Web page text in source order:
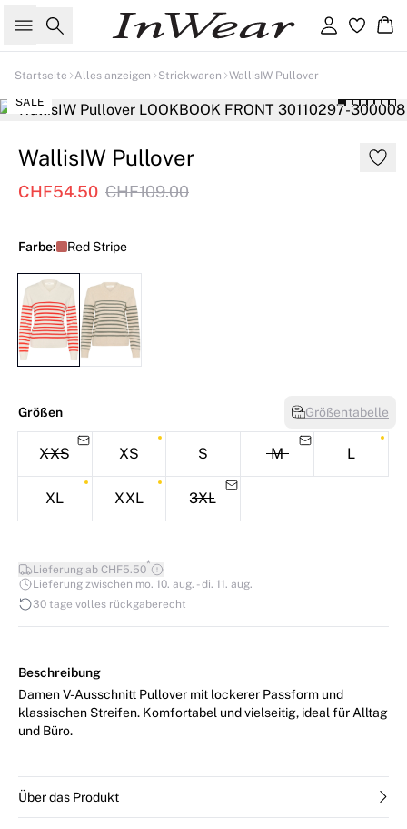
Suche Einloggen
Startseite Alles anzeigen Strickwaren WallisIW Pullover
SALE
WallisIW Pullover
CHF54.50 CHF109.00
Farbe: Red Stripe
Größen Größentabelle
XXS XS S M L
XL XXL 3XL
Lieferung ab CHF5.50*
Lieferung zwischen mo. 10. aug. - di. 11. aug.
30 tage volles rückgaberecht
Beschreibung
Damen V-Ausschnitt Pullover mit lockerer Passform und
klassischen Streifen. Komfortabel und vielseitig, ideal für Alltag
und Büro.
Über das Produkt